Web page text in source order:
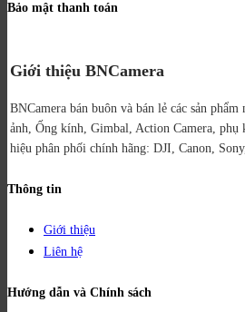
Bảo mật thanh toán
Giới thiệu BNCamera
BNCamera bán buôn và bán lẻ các sản
ảnh, Ống kính, Gimbal, Action Camera, phụ
hiệu phân phối chính hãng: DJI, Canon,
Thông tin
Giới thiệu
Liên hệ
Hướng dẫn và Chính sách